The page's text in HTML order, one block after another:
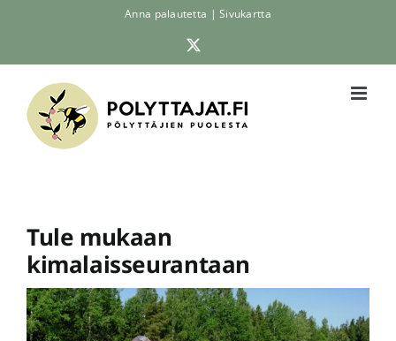
content
Anna palautetta |Sivukartta
Tule mukaan
kimalaisseurantaan
Katso
kuvaa